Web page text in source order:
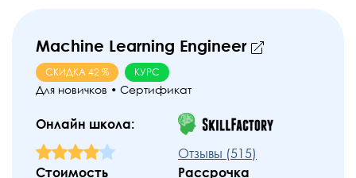
Рассрочка
Да Нет
Длительность (мес.)
от
Machine Learning Engineer
СКИДКА 42 % КУРС
Для новичков • Сертификат
Онлайн школа:
Отзывы (515)
Стоимость
Рассрочка